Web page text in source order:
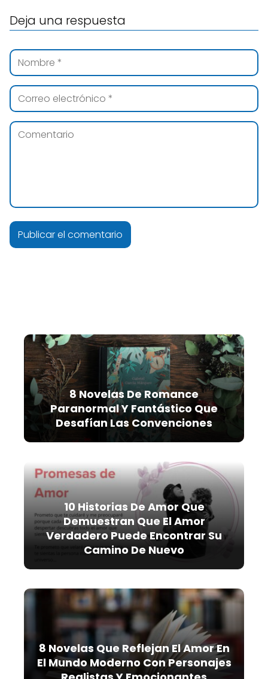
Deja una respuesta
8 Novelas De Romance
Paranormal Y Fantástico Que
Desafían Las Convenciones
10 Historias De Amor Que
Demuestran Que El Amor
Verdadero Puede Encontrar Su
Camino De Nuevo
8 Novelas Que Reflejan El Amor En
El Mundo Moderno Con Personajes